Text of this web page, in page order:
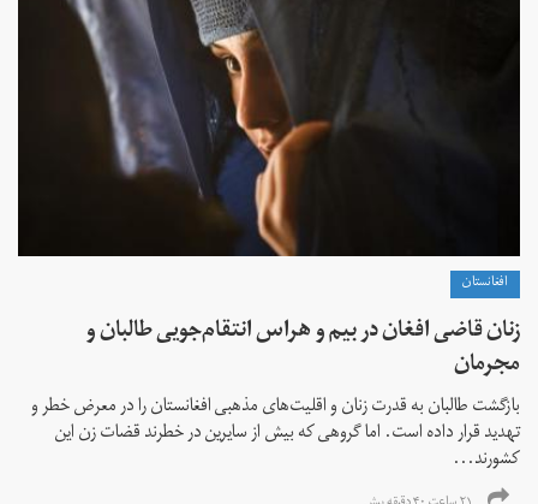
افغانستان
زنان قاضی افغان در بیم و هراس انتقام‌جویی طالبان و
مجرمان
بازگشت طالبان به قدرت زنان و اقلیت‌های مذهبی افغانستان را در معرض خطر و
تهدید قرار داده است. اما گروهی که بیش از سایرین در خطرند قضات زن این
کشورند...